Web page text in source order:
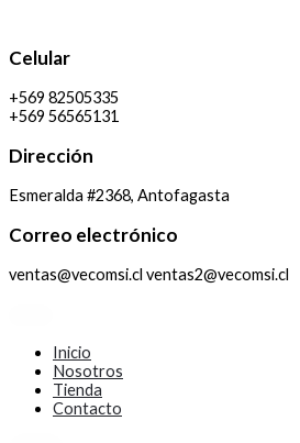
Celular
+569 82505335
+569 56565131
Dirección
Esmeralda #2368, Antofagasta
Correo electrónico
ventas@vecomsi.cl ventas2@vecomsi.cl
Inicio
Nosotros
Tienda
Contacto